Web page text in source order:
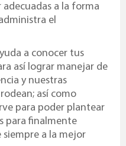
a la forma
el
a conocer tus
así lograr manejar de
y nuestras
así como
para poder plantear
para finalmente
siempre a la mejor